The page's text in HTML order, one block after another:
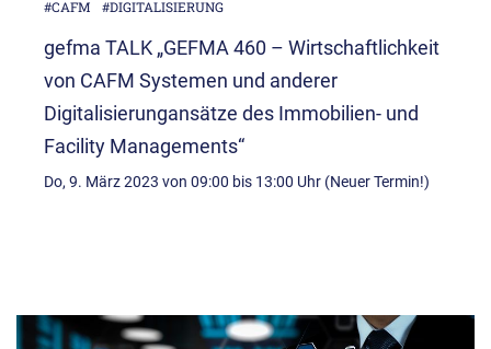
#CAFM #DIGITALISIERUNG
gefma TALK „GEFMA 460 – Wirtschaftlichkeit
von CAFM Systemen und anderer
Digitalisierungansätze des Immobilien- und
Facility Managements“
Do, 9. März 2023 von 09:00 bis 13:00 Uhr (Neuer Termin!)